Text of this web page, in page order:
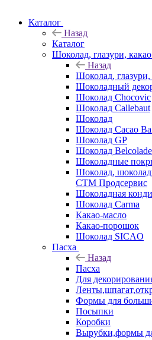
Каталог
Назад
Каталог
Шоколад, глазури, какао
Назад
Шоколад, глазури,
Шоколадный
Шоколад Chocovic
Шоколад Callebaut
Шоколад
Шоколад Cacao
Шоколад GP
Шоколад Belcolade
Шоколадные
Шоколад,
СТМ Продсервис
Шоколадная
Шоколад Carma
Какао-масло
Какао-порошок
Шоколад SICAO
Пасха
Назад
Пасха
Для
Формы для
Посыпки
Коробки
Вырубки,формы